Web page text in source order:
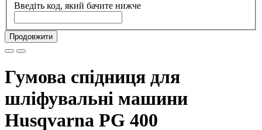
Введіть код, який бачите нижче
Продовжити
Гумова спідниця для
шліфувальні машини
Husqvarna PG 400